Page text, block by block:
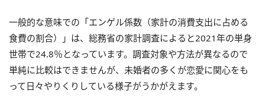
一般的な意味での「エンゲル係数（家計の消費支出に占める
食費の割合）」は、総務省の家計調査によると2021年の単身
世帯で24.8％となっています。調査対象や方法が異なるので
単純に比較はできませんが、未婚者の多くが恋愛に関心をも
って日々やりくりしている様子がうかがえます。